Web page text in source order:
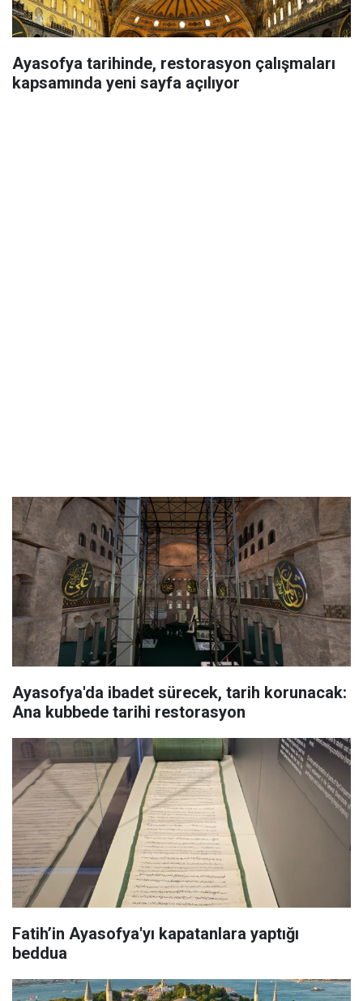
Ayasofya tarihinde, restorasyon çalışmaları
kapsamında yeni sayfa açılıyor
Ayasofya'da ibadet sürecek, tarih korunacak:
Ana kubbede tarihi restorasyon
Fatih’in Ayasofya'yı kapatanlara yaptığı
beddua